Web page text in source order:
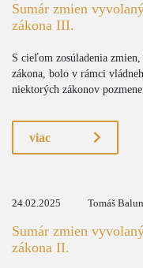
Sumár zmien
zákona III.
S cieľom zosúladenia
zákona, bolo v rámci
niektorých zákonov
viac
24.02.2025 Tomáš Balun
Sumár zmien
zákona II.